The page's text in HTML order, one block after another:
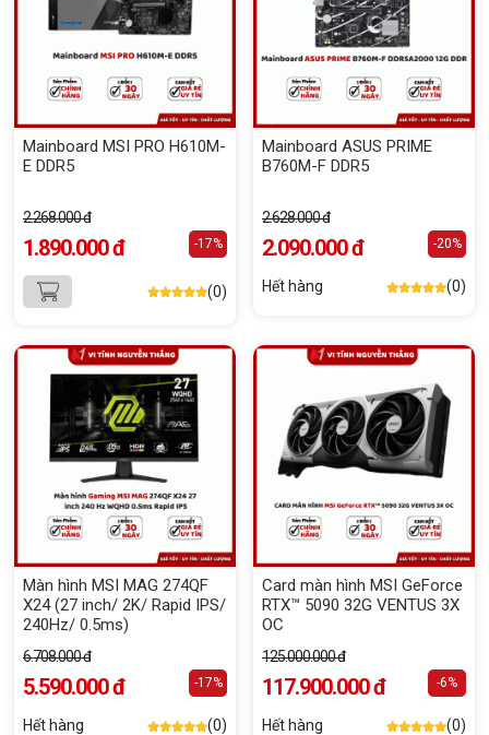
Mainboard MSI PRO H610M-
E DDR5
2.268.000 đ
1.890.000 đ -17%
(0)
Mainboard ASUS PRIME
B760M-F DDR5
2.628.000 đ
2.090.000 đ -20%
Hết hàng (0)
Màn hình MSI MAG 274QF
X24 (27 inch/ 2K/ Rapid IPS/
240Hz/ 0.5ms)
6.708.000 đ
5.590.000 đ -17%
Hết hàng (0)
Card màn hình MSI GeForce
RTX™ 5090 32G VENTUS 3X
OC
125.000.000 đ
117.900.000 đ -6%
Hết hàng (0)